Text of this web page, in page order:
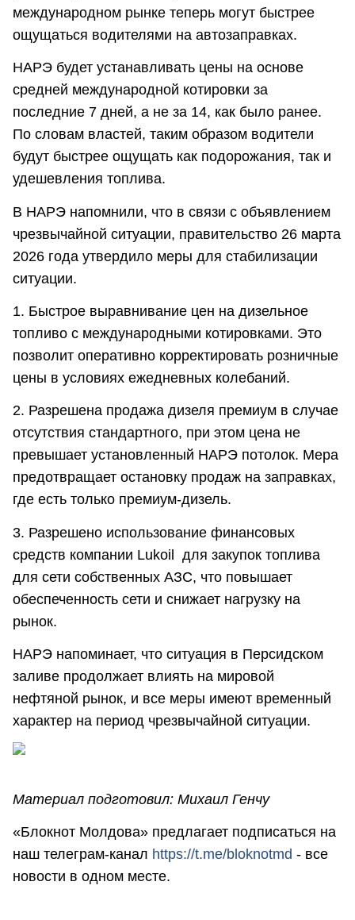
международном рынке теперь могут быстрее
ощущаться водителями на автозаправках.
НАРЭ будет устанавливать цены на основе
средней международной котировки за
последние 7 дней, а не за 14, как было ранее.
По словам властей, таким образом водители
будут быстрее ощущать как подорожания, так и
удешевления топлива.
В НАРЭ напомнили, что в связи с объявлением
чрезвычайной ситуации, правительство 26 марта
2026 года утвердило меры для стабилизации
ситуации.
1. Быстрое выравнивание цен на дизельное
топливо с международными котировками. Это
позволит оперативно корректировать розничные
цены в условиях ежедневных колебаний.
2. Разрешена продажа дизеля премиум в случае
отсутствия стандартного, при этом цена не
превышает установленный НАРЭ потолок. Мера
предотвращает остановку продаж на заправках,
где есть только премиум-дизель.
3. Разрешено использование финансовых
средств компании Lukoil для закупок топлива
для сети собственных АЗС, что повышает
обеспеченность сети и снижает нагрузку на
рынок.
НАРЭ напоминает, что ситуация в Персидском
заливе продолжает влиять на мировой
нефтяной рынок, и все меры имеют временный
характер на период чрезвычайной ситуации.
Материал подготовил: Михаил Генчу
«Блокнот Молдова» предлагает подписаться на
наш телеграм-канал https://t.me/bloknotmd - все
новости в одном месте.